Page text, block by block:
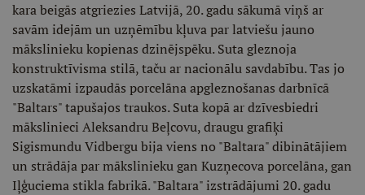
kara beigās atgriezies Latvijā, 20. gadu sākumā viņš ar
savām idejām un uzņēmību kļuva par latviešu jauno
mākslinieku kopienas dzinējspēku. Suta gleznoja
konstruktīvisma stilā, taču ar nacionālu savdabību. Tas jo
uzskatāmi izpaudās porcelāna apgleznošanas darbnīcā
"Baltars" tapušajos traukos. Suta kopā ar dzīvesbiedri
mākslinieci Aleksandru Beļcovu, draugu grafiķi
Sigismundu Vidbergu bija viens no "Baltara" dibinātājiem
un strādāja par mākslinieku gan Kuzņecova porcelāna, gan
Iļģuciema stikla fabrikā. "Baltara" izstrādājumi 20. gadu